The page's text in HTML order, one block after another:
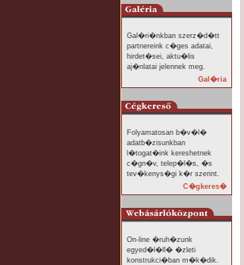
Gal�ri�nkban szerz�d�tt
partnereink c�ges adatai,
hirdet�sei, aktu�lis
aj�nlatai jelennek meg.
Gal�ria
Folyamatosan b�v�l�
adatb�zisunkban
l�togat�ink kereshetnek
c�gn�v, telep�l�s, �s
tev�kenys�gi k�r szerint.
C�gkeres�
On-line �ruh�zunk
egyed�l�ll� �zleti
konstrukci�ban m�k�dik.